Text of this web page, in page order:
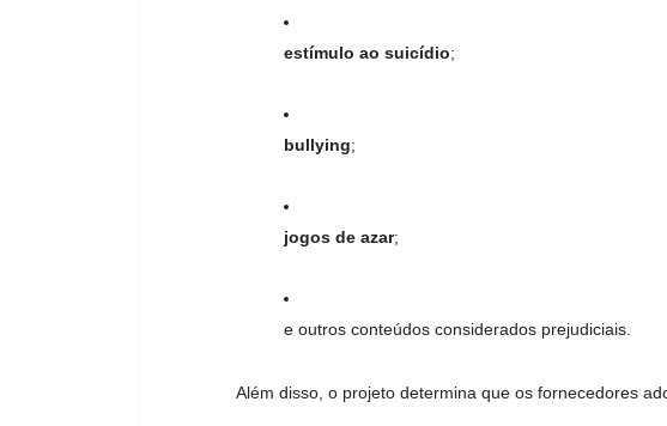
estímulo ao suicídio;
bullying;
jogos de azar;
e outros conteúdos considerados prejudiciais.
Além disso, o projeto determina que os fornecedores